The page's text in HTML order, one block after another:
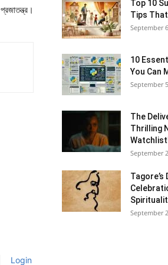
প্রজাতন্ত্র।
Login
Top 10
Tips
September
10
You Can
September
The
Thrilling
September
Tagore’s
September